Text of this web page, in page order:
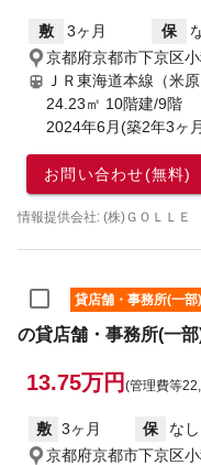
敷 3ヶ月 保
京都府京都市下京区
ＪＲ東海道本線（米
24.23㎡ 10階建/9階
2024年6月(築2年3ヶ
お問い合わせ(無料)
情報提供会社: (株)ＧＯＬＬ
貸店舗・事務所(一部)
の貸店舗・事務所(一
13.75万円 (管理費等
敷 3ヶ月 保 なし
京都府京都市下京区